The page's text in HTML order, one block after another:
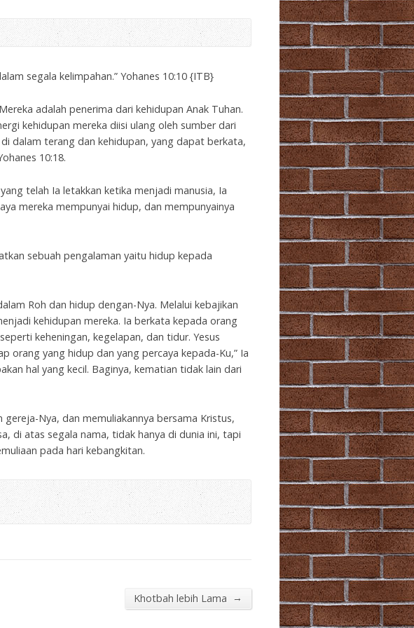
keys
to
or
volume.
segala kelimpahan.” Yohanes 10:10 {ITB}
adalah penerima dari kehidupan Anak Tuhan.
kehidupan mereka diisi ulang oleh sumber dari
dalam terang dan kehidupan, yang dapat berkata,
10:18.
telah Ia letakkan ketika menjadi manusia, Ia
mereka mempunyai hidup, dan mempunyainya
sebuah pengalaman yaitu hidup kepada
Roh dan hidup dengan-Nya. Melalui kebajikan
kehidupan mereka. Ia berkata kepada orang
keheningan, kegelapan, dan tidur. Yesus
orang yang hidup dan yang percaya kepada-Ku,” Ia
hal yang kecil. Baginya, kematian tidak lain dari
Nya, dan memuliakannya bersama Kristus,
di atas segala nama, tidak hanya di dunia ini, tapi
pada hari kebangkitan.
Khotbah lebih Lama →